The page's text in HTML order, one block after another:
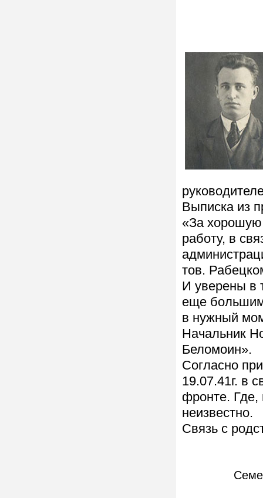
Выписка из
«За
работу, в
тов.
И уверены в
еще большим
в нужный
Начальник
Беломоин».
Согласно
19.07.41г. в
фронте. Где,
неизвестно.
Связь с